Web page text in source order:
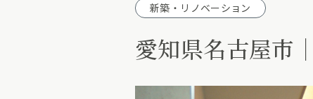
新築・リノベーション
愛知県名古屋市